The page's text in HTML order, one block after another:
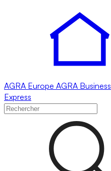
AGRA Europe AGRA Business
Express